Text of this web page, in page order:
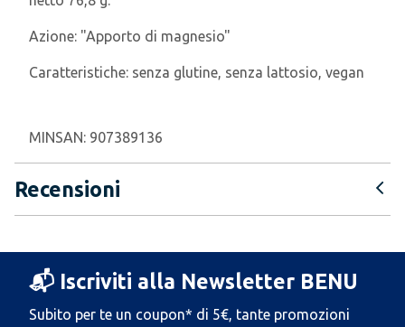
Azione: "Apporto di magnesio"
Caratteristiche: senza glutine, senza lattosio, vegan
MINSAN: 907389136
Recensioni
📬 Iscriviti alla Newsletter BENU
Subito per te un coupon* di 5€, tante promozioni